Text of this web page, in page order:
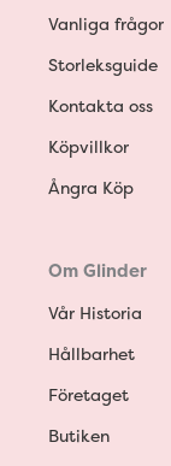
Vanliga frågor
Storleksguide
Kontakta oss
Köpvillkor
Ångra Köp
Om Glinder
Vår Historia
Hållbarhet
Företaget
Butiken